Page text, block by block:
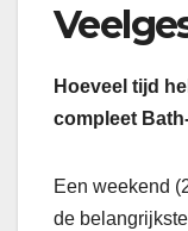
Hoeveel tijd
compleet
Een weekend
de